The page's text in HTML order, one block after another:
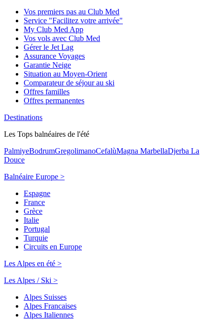
Vos premiers pas au Club Med
Service "Facilitez votre arrivée"
My Club Med App
Vos vols avec Club Med
Gérer le Jet Lag
Assurance Voyages
Garantie Neige
Situation au Moyen-Orient
Comparateur de séjour au ski
Offres familles
Offres permanentes
Destinations
Les Tops balnéaires de l'été
PalmiyeBodrumGregolimanoCefalùMagna MarbellaDjerba La
Douce
Balnéaire Europe >
Espagne
France
Grèce
Italie
Portugal
Turquie
Circuits en Europe
Les Alpes en été >
Les Alpes / Ski >
Alpes Suisses
Alpes Francaises
Alpes Italiennes